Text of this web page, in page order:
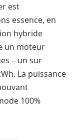
est
essence, en
hybride
un moteur
– un sur
La puissance
100%